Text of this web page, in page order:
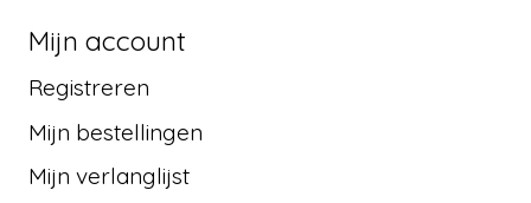
Mijn account
Registreren
Mijn bestellingen
Mijn verlanglijst